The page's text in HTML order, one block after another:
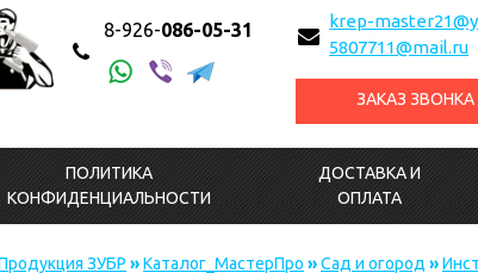
8-926-086-05-31
krep-
5807711@mail.ru
ЗАКАЗ ЗВОНКА
ПОЛИТИКА
КОНФИДЕНЦИАЛЬНОСТИ
ДОСТАВКА И
ОПЛАТА
ЗУБР »Каталог_МастерПро »Сад и огород »